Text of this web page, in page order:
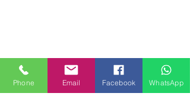
Phone Email Facebook WhatsApp